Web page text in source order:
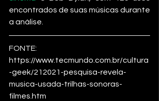
encontrados de suas músicas durante
a análise.
FONTE:
https://www.tecmundo.com.br/cultura
-geek/212021-pesquisa-revela-
musica-usada-trilhas-sonoras-
filmes.htm